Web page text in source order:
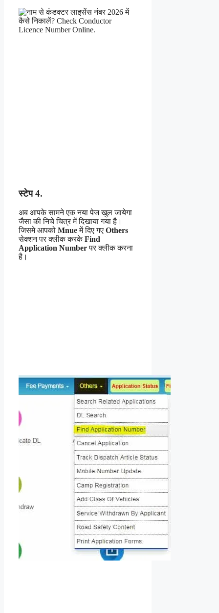
स्टेप 4.
अब आपके सामने एक नया पेज खुल जायेगा
जैसा की निचे चित्र में दिखाया गया है।
जिसमे आपको Mnueमें दिए गए Others
सेक्शन पर क्लीक करकेFind
Application Numberपर क्लीक करना
है।